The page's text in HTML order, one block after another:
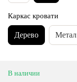
Каркас кровати
Дерево Метал
В наличии